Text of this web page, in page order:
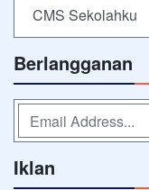
CMS Sekolahku
Berlangganan
Iklan